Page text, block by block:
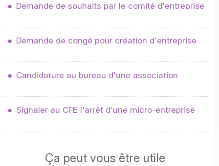
Demande de souhaits par le comité d'entreprise
Demande de congé pour création d'entreprise
Candidature au bureau d'une association
Signaler au CFE l'arrêt d'une micro-entreprise
Ça peut vous être utile